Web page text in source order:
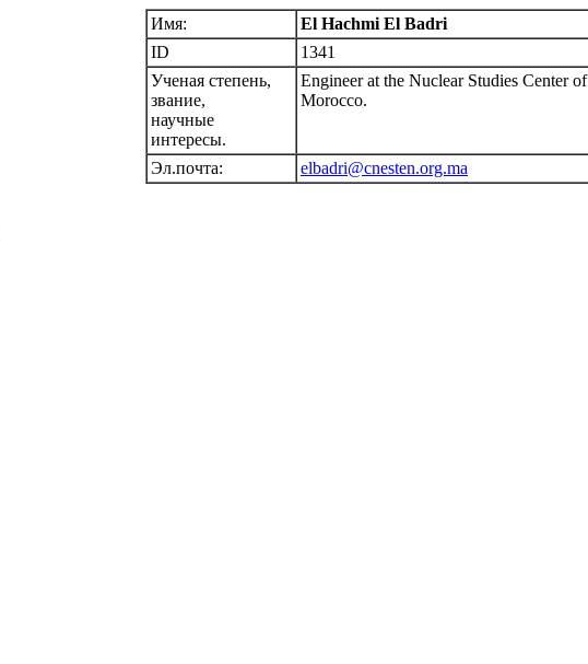
Имя:
El Hachmi El Badri
ID
1341
Ученая степень,
звание,
научные
интересы.
Engineer at the Nuclear Studies Center of
Morocco.
Эл.почта: elbadri@cnesten.org.ma